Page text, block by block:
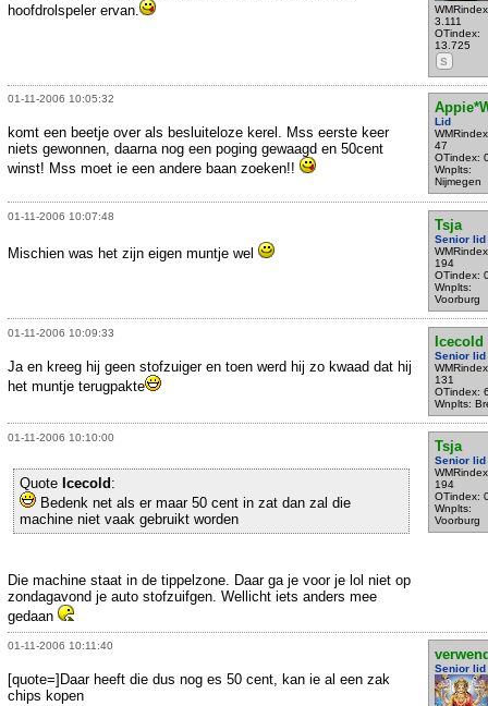
3.111
OTindex:
13.725
S
hoofdrolspeler ervan.
01-11-2006 10:05:32
Lid
47
OTindex:
Wnplts:
Nijmegen
komt een beetje over als besluiteloze kerel. Mss eerste keer
niets gewonnen, daarna nog een poging gewaagd en 50cent
winst! Mss moet ie een andere baan zoeken!!
01-11-2006 10:07:48
Tsja
Senior lid
194
OTindex:
Wnplts:
Voorburg
Mischien was het zijn eigen muntje wel
01-11-2006 10:09:33
Icecold
Senior lid
131
OTindex:
Wnplts:
Ja en kreeg hij geen stofzuiger en toen werd hij zo kwaad dat hij
het muntje terugpakte
01-11-2006 10:10:00
Tsja
Senior lid
194
OTindex:
Wnplts:
Voorburg
Quote Icecold :
Bedenk net als er maar 50 cent in zat dan zal die
machine niet vaak gebruikt worden
Die machine staat in de tippelzone. Daar ga je voor je lol niet op
zondagavond je auto stofzuifgen. Wellicht iets anders mee
gedaan
01-11-2006 10:11:40
Senior lid
[quote=]Daar heeft die dus nog es 50 cent, kan ie al een zak
chips kopen